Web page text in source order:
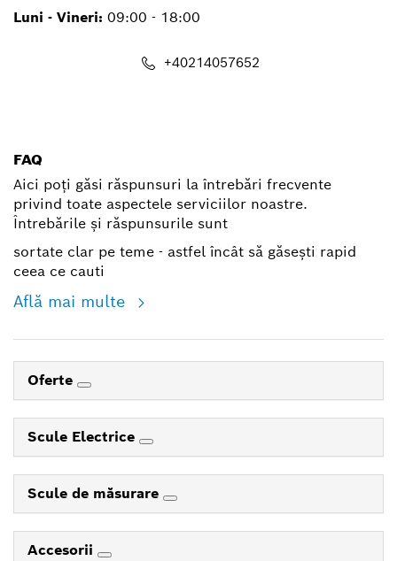
Luni - Vineri: 09:00 - 18:00
+40214057652
FAQ
Aici poți găsi răspunsuri la întrebări frecvente
privind toate aspectele serviciilor noastre.
Întrebările și răspunsurile sunt
sortate clar pe teme - astfel încât să găsești rapid
ceea ce cauti
Află mai multe
Oferte
Scule Electrice
Scule de măsurare
Accesorii